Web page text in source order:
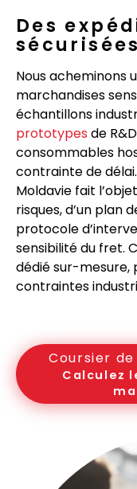
Des
Nous acheminons
marchandises
échantillons
prototypes de
consommables
contrainte de
Moldavie fait
risques, d’un plan
protocole
sensibilité du fret.
dédié sur-
contraintes
Coursier
Calculez